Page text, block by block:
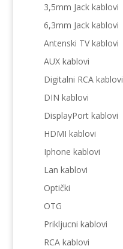
3,5mm Jack kablovi
6,3mm Jack kablovi
Antenski TV kablovi
AUX kablovi
Digitalni RCA kablovi
DIN kablovi
DisplayPort kablovi
HDMI kablovi
Iphone kablovi
Lan kablovi
Optički
OTG
Prikljucni kablovi
RCA kablovi